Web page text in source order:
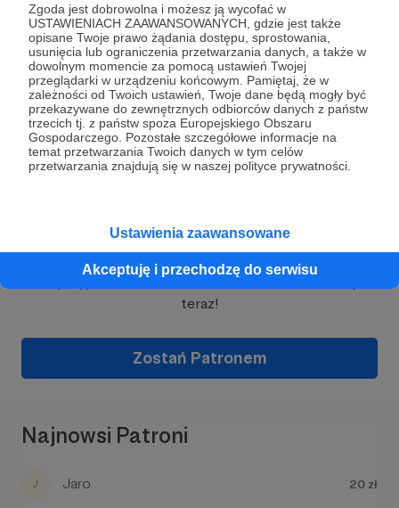
Zgoda jest dobrowolna i możesz ją wycofać w
USTAWIENIACH ZAAWANSOWANYCH, gdzie jest także
opisane Twoje prawo żądania dostępu, sprostowania,
usunięcia lub ograniczenia przetwarzania danych, a także w
dowolnym momencie za pomocą ustawień Twojej
przeglądarki w urządzeniu końcowym. Pamiętaj, że w
zależności od Twoich ustawień, Twoje dane będą mogły być
przekazywane do zewnętrznych odbiorców danych z państw
trzecich tj. z państw spoza Europejskiego Obszaru
Gospodarczego. Pozostałe szczegółowe informacje na
temat przetwarzania Twoich danych w tym celów
przetwarzania znajdują się w naszej polityce prywatności.
Ustawienia zaawansowane
Akceptuję i przechodzę do serwisu
Jeśli czujesz, że to, co robimy, ma sens – możesz
nas wesprzeć.
Twoje wsparcie pozwala nam zapraszać gości,
utrzymywać otwarty charakter wydarzeń i
rozwijać Klub Filmowy E10.
Do tej pory gościliśmy m.in.Maję Ostaszewską,
Magdalenę Cielecką, Kingę Preis, Katarzynę
Figurę, Roberta Więckiewicza, Arkadiusza
, a także reżyserówKrzysztofa
Zanussiego, Kingę Dębską, Macieja Pieprzycę,
operatorówTomasza Naumiuka i Łukasza
Gutta.
Jagielski,drEwa Woydyłło-Osiatyńska,
Leszek MożdżerorazTomasz Raczek
kończą się napisy
Rozwiń opis
Dołącz do grona Patronów!
Wesprzyj działalność Autora KLUB FILMOWY E10
teraz!
Zostań Patronem
Najnowsi Patroni
Jaro 20 zł